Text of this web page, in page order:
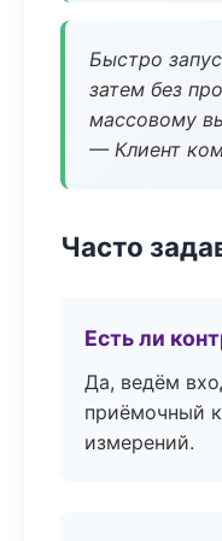
Быстро
затем без
массовому
— Клиент
Часто
Есть ли
Да, ведём
приёмочный
измерений.